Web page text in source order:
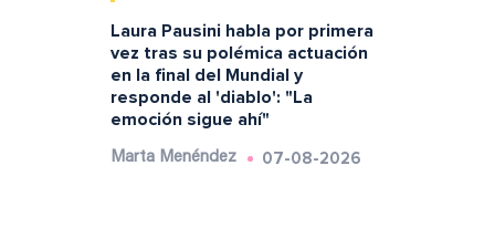
Laura Pausini habla por primera
vez tras su polémica actuación
en la final del Mundial y
responde al 'diablo': "La
emoción sigue ahí"
Marta Menéndez 07-08-2026